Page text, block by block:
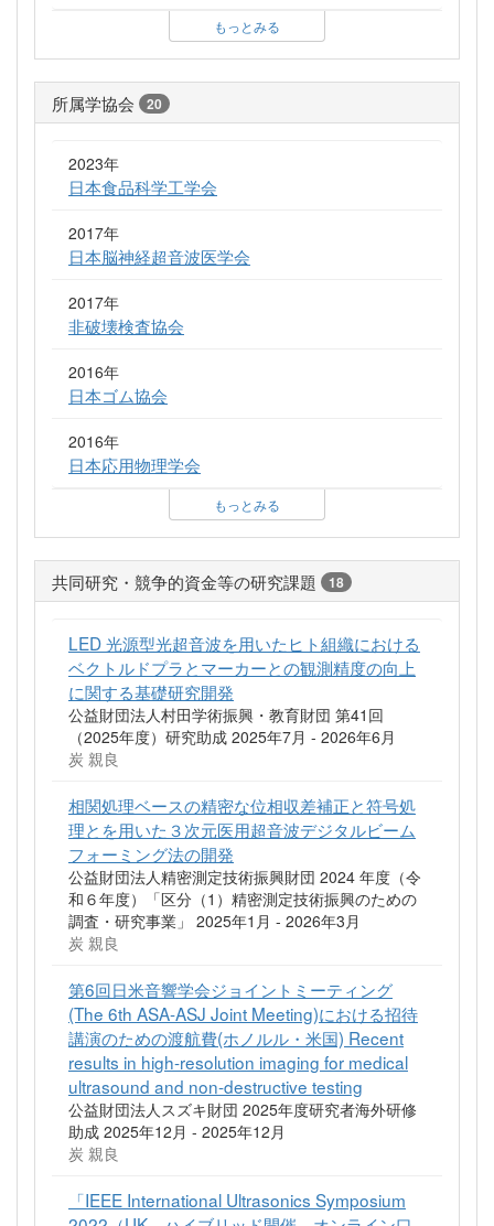
もっとみる
所属学協会 20
2023年
日本食品科学工学会
2017年
日本脳神経超音波医学会
2017年
非破壊検査協会
2016年
日本ゴム協会
2016年
日本応用物理学会
もっとみる
共同研究・競争的資金等の研究課題 18
LED 光源型光超音波を用いたヒト組織における
ベクトルドプラとマーカーとの観測精度の向上
に関する基礎研究開発
公益財団法人村田学術振興・教育財団 第41回
（2025年度）研究助成 2025年7月 - 2026年6月
炭 親良
相関処理ベースの精密な位相収差補正と符号処
理とを用いた３次元医用超音波デジタルビーム
フォーミング法の開発
公益財団法人精密測定技術振興財団 2024 年度（令
和６年度）「区分（1）精密測定技術振興のための
調査・研究事業」 2025年1月 - 2026年3月
炭 親良
第6回日米音響学会ジョイントミーティング
(The 6th ASA-ASJ Joint Meeting)における招待
講演のための渡航費(ホノルル・米国) Recent
results in high-resolution imaging for medical
ultrasound and non-destructive testing
公益財団法人スズキ財団 2025年度研究者海外研修
助成 2025年12月 - 2025年12月
炭 親良
「IEEE International Ultrasonics Symposium